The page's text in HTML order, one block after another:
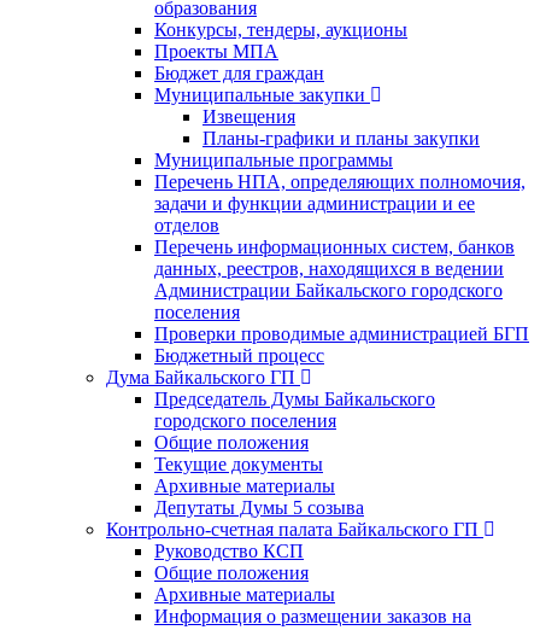
образования
Конкурсы, тендеры, аукционы
Проекты МПА
Бюджет для граждан
Муниципальные закупки
Извещения
Планы-графики и планы закупки
Муниципальные программы
Перечень НПА, определяющих полномочия,
задачи и функции администрации и ее
отделов
Перечень информационных систем, банков
данных, реестров, находящихся в ведении
Администрации Байкальского городского
поселения
Проверки проводимые администрацией БГП
Бюджетный процесс
Дума Байкальского ГП
Председатель Думы Байкальского
городского поселения
Общие положения
Текущие документы
Архивные материалы
Депутаты Думы 5 созыва
Контрольно-счетная палата Байкальского ГП
Руководство КСП
Общие положения
Архивные материалы
Информация о размещении заказов на